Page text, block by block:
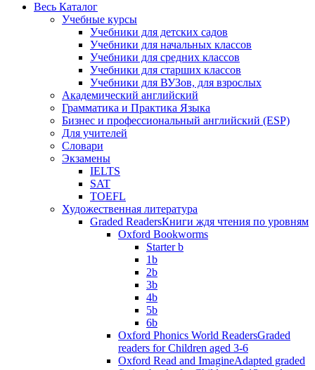
Весь Каталог
Учебные курсы
Учебники для детских садов
Учебники для начальных классов
Учебники для средних классов
Учебники для старших классов
Учебники для ВУЗов, для взрослых
Академический английский
Грамматика и Практика Языка
Бизнес и профессиональный английский (ESP)
Для учителей
Словари
Экзамены
IELTS
SAT
TOEFL
Художественная литература
Graded ReadersКниги ждя чтения по уровням
Oxford Bookworms
Starter b
1b
2b
3b
4b
5b
6b
Oxford Phonics World ReadersGraded
readers for Children aged 3-6
Oxford Read and ImagineAdapted graded